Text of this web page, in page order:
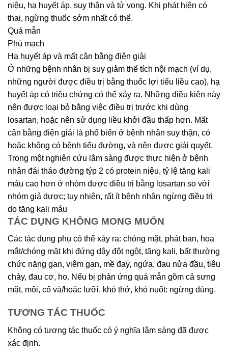
niệu, hạ huyết áp, suy thận và tử vong. Khi phát hiện có
thai, ngừng thuốc sớm nhất có thể.
Quá mẫn
Phù mạch
Hạ huyết áp và mất cân bằng điện giải
Ở những bệnh nhân bị suy giảm thể tích nội mạch (ví dụ,
những người được điều trị bằng thuốc lợi tiểu liều cao), hạ
huyết áp có triệu chứng có thể xảy ra. Những điều kiện này
nên được loại bỏ bằng việc điều trị trước khi dùng
losartan, hoặc nên sử dụng liều khởi đầu thấp hơn. Mất
cân bằng điện giải là phổ biến ở bệnh nhân suy thận, có
hoặc không có bệnh tiểu đường, và nên được giải quyết.
Trong một nghiên cứu lâm sàng được thực hiện ở bệnh
nhân đái tháo đường týp 2 có protein niệu, tỷ lệ tăng kali
máu cao hơn ở nhóm được điều trị bằng losartan so với
nhóm giả dược; tuy nhiên, rất ít bệnh nhân ngừng điều trị
do tăng kali máu
TÁC DỤNG KHÔNG MONG MUỐN
Các tác dụng phụ có thể xảy ra: chóng mặt, phát ban, hoa
mắt/chóng mặt khi đứng dậy đột ngột, tăng kali, bất thường
chức năng gan, viêm gan, mề đay, ngứa, đau nửa đầu, tiêu
chảy, đau cơ, ho. Nếu bị phản ứng quá mẫn gồm cả sưng
mặt, môi, cổ và/hoặc lưỡi, khó thở, khó nuốt: ngừng dùng.
TƯƠNG TÁC THUỐC
Không có tương tác thuốc có ý nghĩa lâm sàng đã được
xác định.